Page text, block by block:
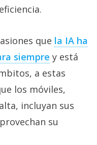
que la IA ha
siempre y está
a estas
los móviles,
incluyan sus
su